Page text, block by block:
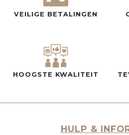
VEILIGE BETALINGEN
HOOGSTE KWALITEIT
HULP &